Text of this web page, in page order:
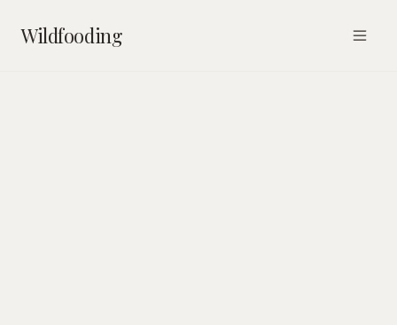
Wildfooding